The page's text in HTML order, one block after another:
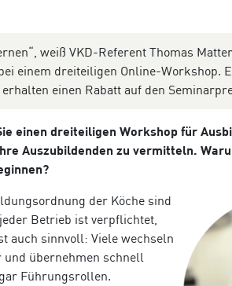
weiß VKD-Referent Thomas
einem dreiteiligen Online-Workshop.
einen Rabatt auf den
einen dreiteiligen Workshop für
Auszubildenden zu vermitteln.
der Köche sind
Betrieb ist verpflichtet,
auch sinnvoll: Viele wechseln
übernehmen schnell
Führungsrollen.